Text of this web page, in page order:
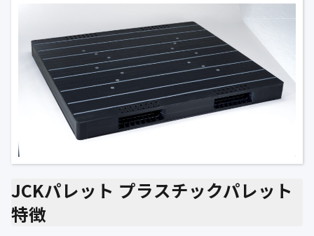
JCKパレット プラスチックパレット
特徴